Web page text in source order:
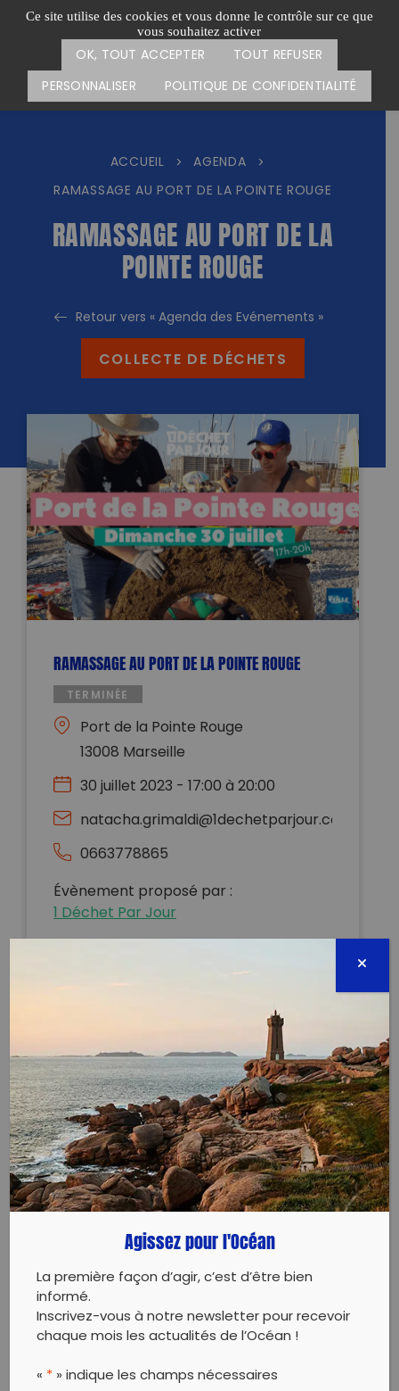
Ce site utilise des cookies et vous donne le contrôle sur ce que
vous souhaitez activer
OK, TOUT ACCEPTER
TOUT REFUSER
PERSONNALISER
POLITIQUE DE CONFIDENTIALITÉ
Passer
Menu
CARTE DES ACTIONS FAIRE UN DON
ACCUEIL > AGENDA
>
RAMASSAGE AU PORT DE LA POINTE ROUGE
RAMASSAGE AU PORT DE LA
POINTE ROUGE
Retour vers « Agenda des Evénements »
COLLECTE DE DÉCHETS
RAMASSAGE AU PORT DE LA POINTE ROUGE
TERMINÉE
Port de la Pointe Rouge
13008 Marseille
30 juillet 2023 - 17:00 à 20:00
natacha.grimaldi@1dechetparjour.com
0663778865
Évènement proposé par :
1 Déchet Par Jour
Mer’Veille, Boud’Mer & la Team AVA
Sacs & gants fournis, mais n’hésite pas à ramener
tes gants si tu en as
On ne se lasse pas des ramassages au port de la
Pointe Rouge !
Nous te proposons de nous y retrouver à partir de 17h
pour une cleanUp de dingue ! Associations maritime
unissent leurs forces pour enlever un max de
Digues, plages, mer tout sera nickel après notre
passage !‍
Et comme on aime passer du bon temps, à partir de
19h nous prendrons tous ensemble un petit apéro
des familles !
Agissez pour l'Océan
La première façon d’agir, c’est d’être bien
informé.
Inscrivez-vous à notre newsletter pour recevoir
chaque mois les actualités de l’Océan !
« * » indique les champs nécessaires